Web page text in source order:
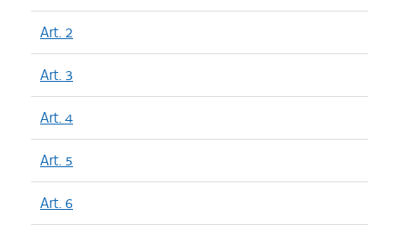
Art. 2
Art. 3
Art. 4
Art. 5
Art. 6